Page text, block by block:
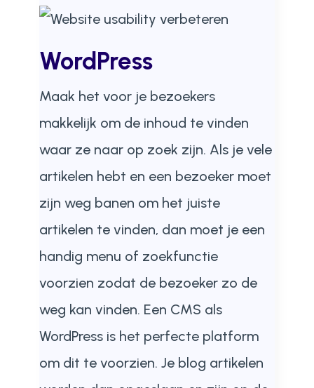
WordPress
Maak het voor je bezoekers
makkelijk om de inhoud te vinden
waar ze naar op zoek zijn. Als je vele
artikelen hebt en een bezoeker moet
zijn weg banen om het juiste
artikelen te vinden, dan moet je een
handig menu of zoekfunctie
voorzien zodat de bezoeker zo de
weg kan vinden. Een CMS als
WordPress is het perfecte platform
om dit te voorzien. Je blog artikelen